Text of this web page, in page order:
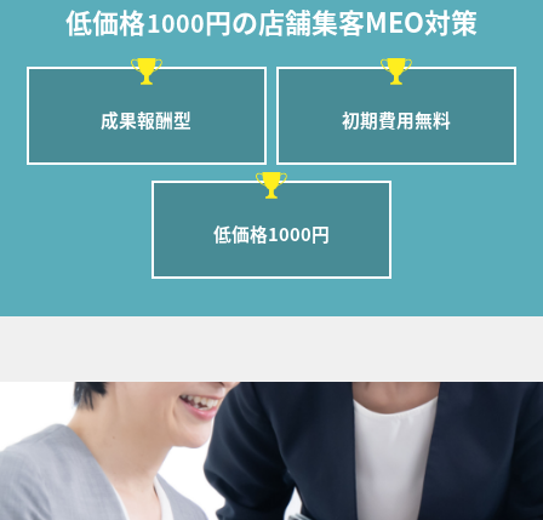
低価格1000円の店舗集客MEO対策
成果報酬型 初期費用無料
低価格1000円